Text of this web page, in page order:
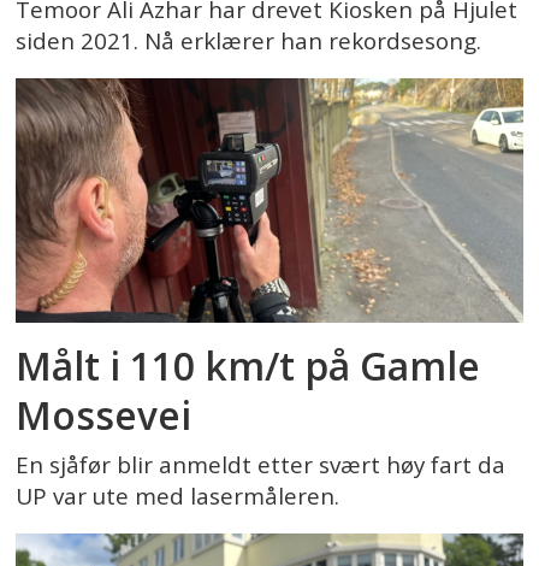
Temoor Ali Azhar har drevet Kiosken på Hjulet
siden 2021. Nå erklærer han rekordsesong.
Målt i 110 km/t på Gamle
Mossevei
En sjåfør blir anmeldt etter svært høy fart da
UP var ute med lasermåleren.